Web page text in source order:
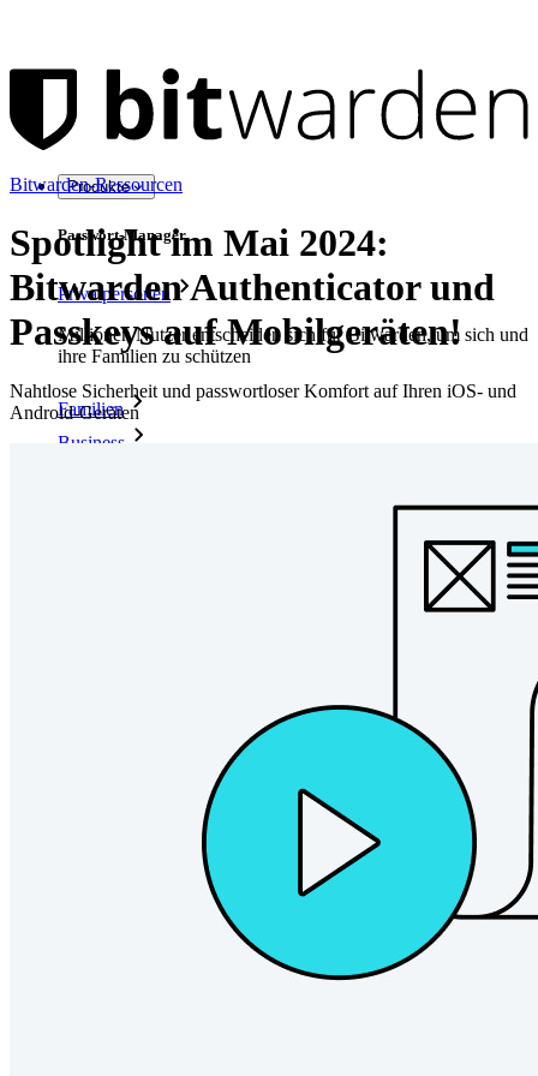
Produkte
Passwort-Manager
Privatpersonen
Millionen Nutzer entscheiden sich für Bitwarden, um sich und
ihre Familien zu schützen
Familien
Business
Ende-zu-Ende-verschlüsselte Secrets-Verwaltung für
Entwicklungs-, DevOps- und IT-Teams
Passwordless.dev und Passkeys
Schalten Sie Passkey-Funktionen und mehr mit nur wenigen
Dokumentation für Entwickler
Bitwarden-Ressourcen
Spotlight im Mai 2024:
Bitwarden Authenticator und
Passkeys auf Mobilgeräten!
Nahtlose Sicherheit und passwortloser Komfort auf Ihren iOS- und
Android-Geräten